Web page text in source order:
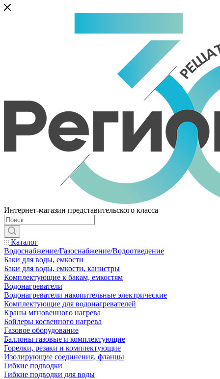
Интернет-магазин представительского класса
Каталог
Водоснабжение/Газоснабжение/Водоотведение
Баки для воды, емкости
Баки для воды, емкости, канистры
Комплектующие к бакам, емкостям
Водонагреватели
Водонагреватели накопительные электрические
Комплектующие для водонагревателей
Краны мгновенного нагрева
Бойлеры косвенного нагрева
Газовое оборудование
Баллоны газовые и комплектующие
Горелки, резаки и комплектующие
Изолирующие соединения, фланцы
Гибкие подводки
Гибкие подводки для воды